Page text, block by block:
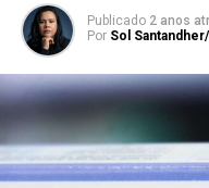
Publicado 2 anos
Por Sol